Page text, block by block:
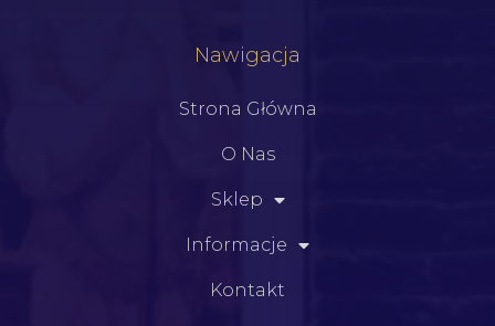
Nawigacja
Strona Główna
O Nas
Sklep
Informacje
Kontakt